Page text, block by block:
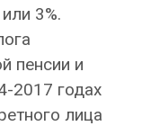
3%.
пенсии и
2017 годах
лица